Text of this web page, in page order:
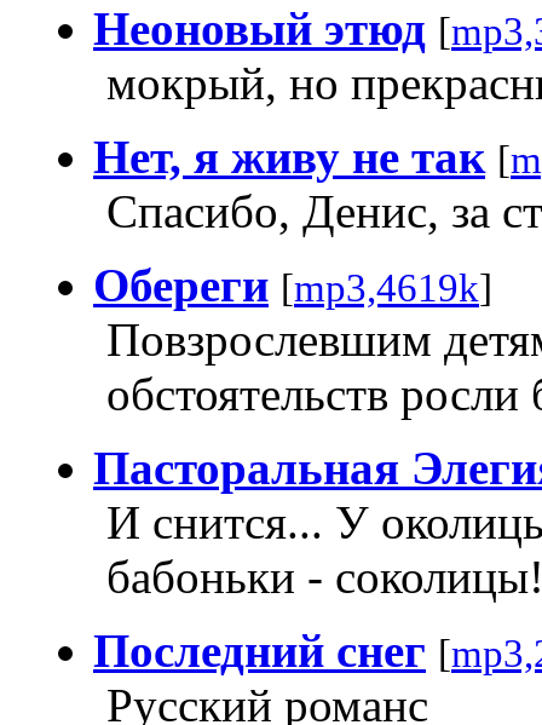
Неоновый этюд [
мокрый, но
Нет, я живу не так [
Спасибо, Денис, за
Обереги [mp3,4619k]
Повзрослевшим
обстоятельств
Пасторальная
И снится... У
бабоньки -
Последний снег [
Русский романс